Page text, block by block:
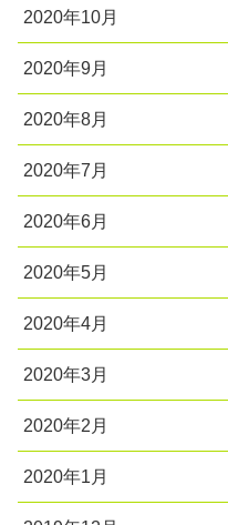
2020年10月
2020年9月
2020年8月
2020年7月
2020年6月
2020年5月
2020年4月
2020年3月
2020年2月
2020年1月